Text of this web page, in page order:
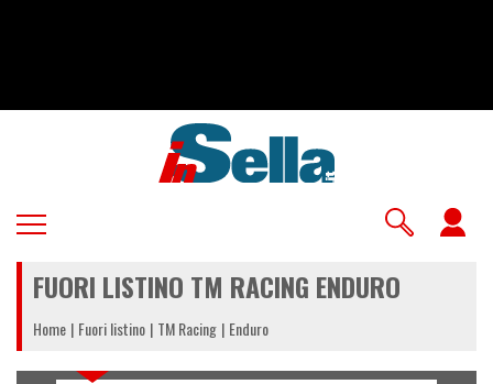
FUORI LISTINO TM RACING ENDURO
Home Fuori listino TM Racing Enduro